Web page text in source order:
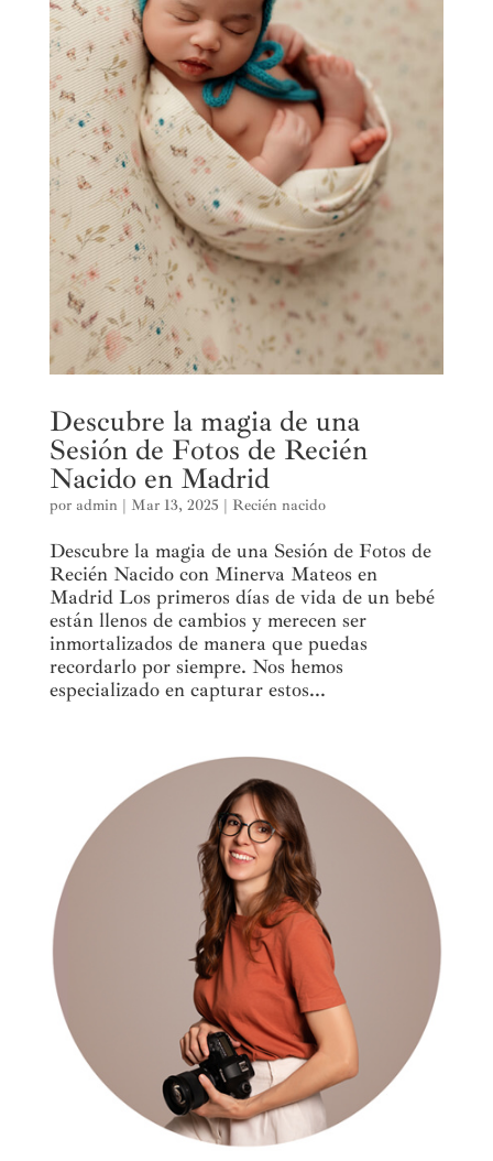
Descubre la magia de una
Sesión de Fotos de Recién
Nacido en Madrid
por admin | Mar 13, 2025 | Recién nacido
Descubre la magia de una Sesión de Fotos de
Recién Nacido con Minerva Mateos en
Madrid Los primeros días de vida de un bebé
están llenos de cambios y merecen ser
inmortalizados de manera que puedas
recordarlo por siempre. Nos hemos
especializado en capturar estos...